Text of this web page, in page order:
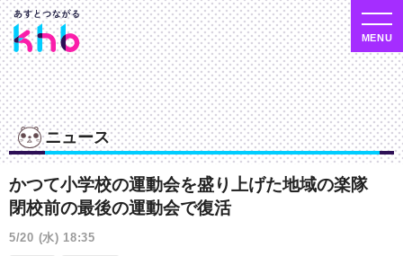
ニュース
かつて小学校の運動会を盛り上げた地域の楽隊
閉校前の最後の運動会で復活
5/20 (水) 18:35